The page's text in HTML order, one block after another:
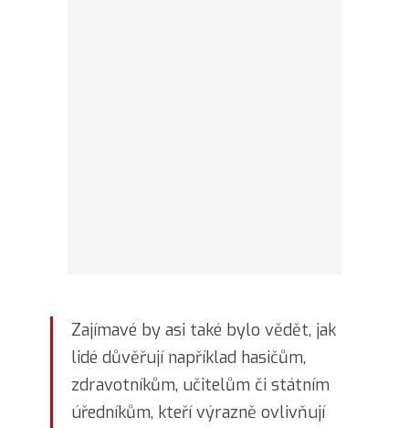
Zajímavé by asi také bylo vědět, jak
lidé důvěřují například hasičům,
zdravotníkům, učitelům či státním
úředníkům, kteří výrazně ovlivňují